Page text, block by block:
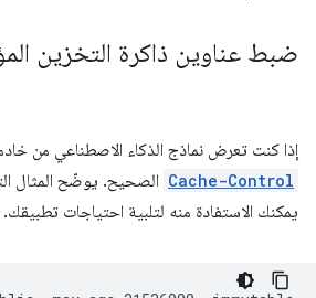
ضبط عناوين ذاكرة التخزين
إذا كنت تعرض نماذج الذكاء الاصطناعي من
Cache-Control الصحيح. يوضّح المثال
يمكنك الاستفادة منه لتلبية احتياجات تطبيقك.